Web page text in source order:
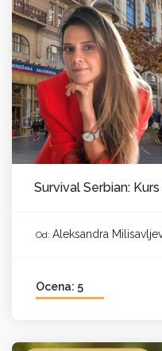
Survival Serbian:
Od: Aleksandra
Ocena: 5